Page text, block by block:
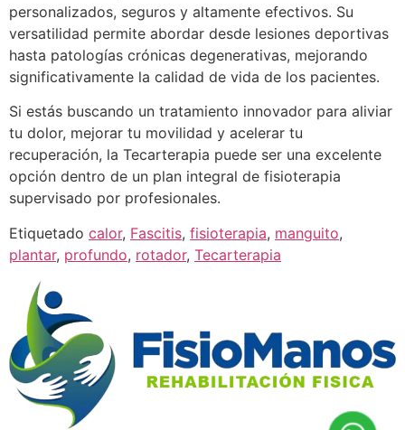
personalizados, seguros y altamente efectivos. Su
versatilidad permite abordar desde lesiones deportivas
hasta patologías crónicas degenerativas, mejorando
significativamente la calidad de vida de los pacientes.
Si estás buscando un tratamiento innovador para aliviar
tu dolor, mejorar tu movilidad y acelerar tu
recuperación, la Tecarterapia puede ser una excelente
opción dentro de un plan integral de fisioterapia
supervisado por profesionales.
Etiquetado calor, Fascitis, fisioterapia, manguito,
plantar, profundo, rotador, Tecarterapia